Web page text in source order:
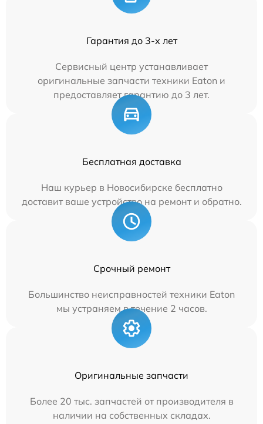
Гарантия до 3-х лет
Сервисный центр устанавливает
оригинальные запчасти техники Eaton и
предоставляет гарантию до 3 лет.
Бесплатная доставка
Наш курьер в Новосибирске бесплатно
доставит ваше устройство на ремонт и обратно.
Срочный ремонт
Большинство неисправностей техники Eaton
мы устраняем в течение 2 часов.
Оригинальные запчасти
Более 20 тыс. запчастей от производителя в
наличии на собственных складах.